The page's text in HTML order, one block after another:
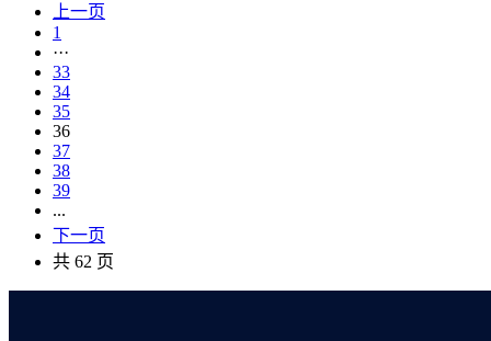
上一页
1
···
33
34
35
36
37
38
39
...
下一页
共 62 页